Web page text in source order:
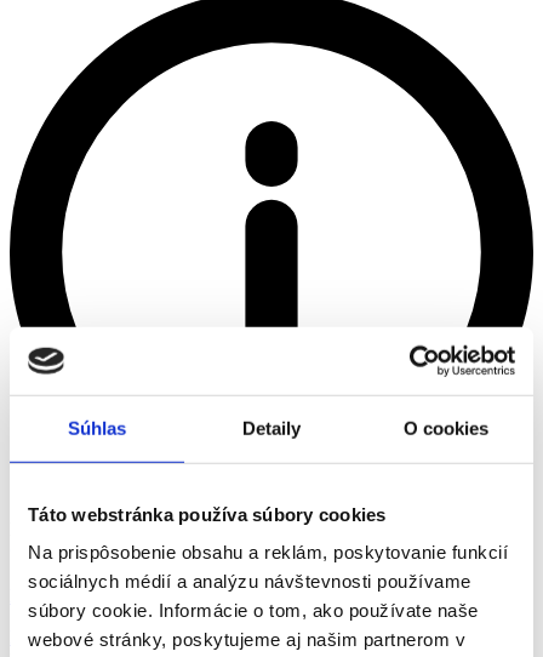
Súhlas Detaily O cookies
Táto webstránka používa súbory cookies
Na prispôsobenie obsahu a reklám, poskytovanie funkcií
sociálnych médií a analýzu návštevnosti používame
súbory cookie. Informácie o tom, ako používate naše
webové stránky, poskytujeme aj našim partnerom v
>
Brigády Práca